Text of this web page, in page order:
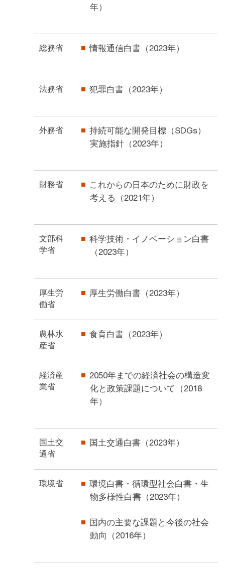
年）
総務省 情報通信白書（2023年）
法務省 犯罪白書（2023年）
外務省
持続可能な開発目標（SDGs）
実施指針（2023年）
財務省
これからの日本のために財政を
考える（2021年）
文部科
学省
科学技術・イノベーション白書
（2023年）
厚生労
働省
厚生労働白書（2023年）
農林水
産省
食育白書（2023年）
経済産
業省
2050年までの経済社会の構造変
化と政策課題について（2018
年）
国土交
通省
国土交通白書（2023年）
環境省
環境白書・循環型社会白書・生
物多様性白書（2023年）
国内の主要な課題と今後の社会
動向（2016年）